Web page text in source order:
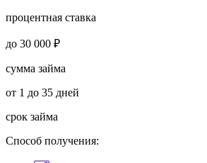
процентная ставка
до 30 000 ₽
сумма займа
от 1 до 35 дней
срок займа
Способ получения: